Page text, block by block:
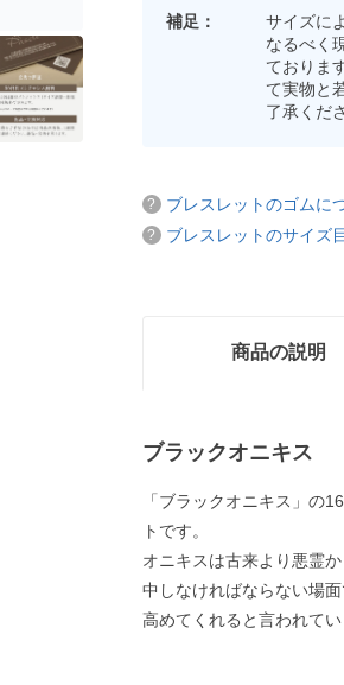
補足：
サイズに
なるべく
ておりま
て実物と
了承くだ
ブレスレットのゴムに
ブレスレットのサイズ
商品の説明
ブラックオニキス
「ブラックオニキス」の
トです。
オニキスは古来より悪霊
中しなければならない場
高めてくれると言われてい